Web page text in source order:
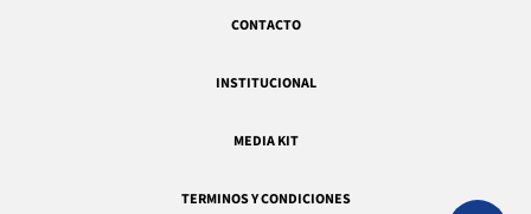
CONTACTO
INSTITUCIONAL
MEDIA KIT
TERMINOS Y CONDICIONES